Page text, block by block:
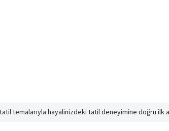
temalarıyla hayalinizdeki tatil deneyimine doğru ilk